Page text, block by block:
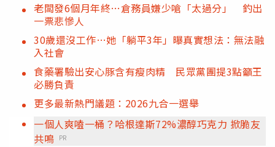
老闆發6個月年終…倉務員嫌少嗆「太過分」 釣出
一票悲慘人
30歲還沒工作…她「躺平3年」曝真實想法：無法融
入社會
食藥署驗出安心豚含有瘦肉精 民眾黨團提3點籲王
必勝負責
更多最新熱門議題：2026九合一選舉
一個人爽嗑一桶？哈根達斯72%濃醇巧克力 掀脆友
共鳴 PR